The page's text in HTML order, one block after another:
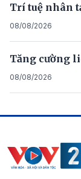
Trí tuệ nhân
08/08/2026
Tăng cường
08/08/2026